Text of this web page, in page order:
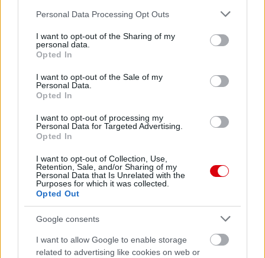
Please note that this website/app uses one or more Google
not limited to your visit or usage behaviour. You may click to
grant or deny consent to Google and its third-party tags to
use your data for below specified purposes in below Google
consent section.
Personal Data Processing Opt Outs
I want to opt-out of the Sharing of my
personal data.
Opted In
I want to opt-out of the Sale of my
Personal Data.
Opted In
I want to opt-out of processing my
Personal Data for Targeted Advertising.
Opted In
I want to opt-out of Collection, Use,
Retention, Sale, and/or Sharing of my
Personal Data that Is Unrelated with the
Purposes for which it was collected.
Opted Out
Google consents
I want to allow Google to enable storage
related to advertising like cookies on web or
Meccs Center
Paris Saint-Germainvs